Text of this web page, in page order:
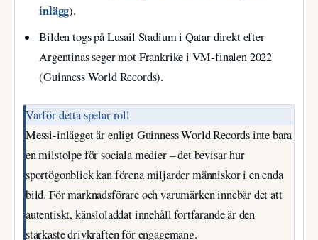
inlägg).
Bilden togs på Lusail Stadium i Qatar direkt efter
Argentinas seger mot Frankrike i VM-finalen 2022
(Guinness World Records).
Varför detta spelar roll
Messi-inlägget är enligt Guinness World Records inte bara
en milstolpe för sociala medier – det bevisar hur
sportögonblick kan förena miljarder människor i en enda
bild. För marknadsförare och varumärken innebär det att
autentiskt, känsloladdat innehåll fortfarande är den
starkaste drivkraften för engagemang.